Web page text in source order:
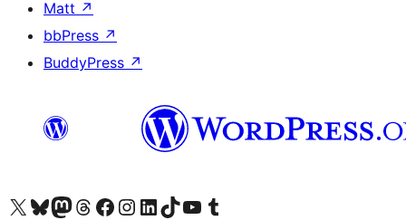
Matt ↗
bbPress ↗
BuddyPress ↗
Visit our X (formerly Twitter) account
ہمارے بلیواسکائی اکاؤنٹ پر جائیں
Visit our Mastodon account
ہمارے ٹھریڈز اکاؤنٹ پر جائیں
Visit our Facebook page
Visit our Instagram account
Visit our LinkedIn account
ہمارے ٹک ٹاک اکاؤنٹ پر جائیں
Visit our YouTube channel
ہمارے ٹمبلر اکاؤنٹ پر جائیں